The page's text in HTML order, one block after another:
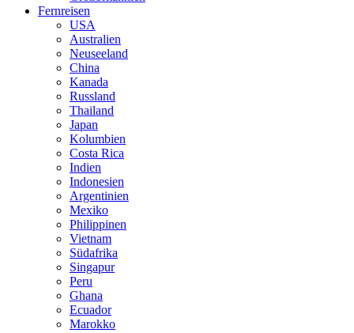
Fernreisen
USA
Australien
Neuseeland
China
Kanada
Russland
Thailand
Japan
Kolumbien
Costa Rica
Indien
Indonesien
Argentinien
Mexiko
Philippinen
Vietnam
Südafrika
Singapur
Peru
Ghana
Ecuador
Marokko